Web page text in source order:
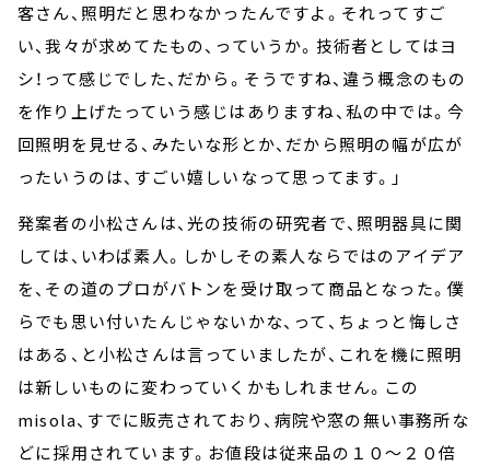
客さん、照明だと思わなかったんですよ。それってすご
い、我々が求めてたもの、っていうか。技術者としてはヨ
シ！って感じでした、だから。そうですね、違う概念のもの
を作り上げたっていう感じはありますね、私の中では。今
回照明を見せる、みたいな形とか、だから照明の幅が広が
ったいうのは、すごい嬉しいなって思ってます。」
発案者の小松さんは、光の技術の研究者で、照明器具に関
しては、いわば素人。しかしその素人ならではのアイデア
を、その道のプロがバトンを受け取って商品となった。僕
らでも思い付いたんじゃないかな、って、ちょっと悔しさ
はある、と小松さんは言っていましたが、これを機に照明
は新しいものに変わっていくかもしれません。この
misola、すでに販売されており、病院や窓の無い事務所な
どに採用されています。お値段は従来品の１０～２０倍